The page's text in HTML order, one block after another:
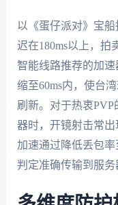
以《蛋仔派对》宝
迟在180ms以上，拍
智能线路推荐的加
缩至60ms内，使台
刷新。对于热衷
器时，开镜射击常
加速通过降低丢包
判定准确传输到服务